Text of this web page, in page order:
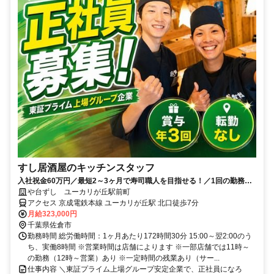
すし居酒屋のキッチンスタッフ
入社祝金60万円／最短2～3ヶ月で寿司職人を目指せる！／1回の勤務で1
食無料のまかないあり
や台ずし ユーカリが丘駅前町
アクセス 京成電鉄本線 ユーカリが丘駅 北口徒歩7分
月給323,000円
千葉県佐倉市
勤務時間 総労働時間：1ヶ月あたり172時間30分 15:00～翌2:00のう
ち、実働8時間 ※営業時間は店舗によります ※一部店舗では11時～
の勤務（12時～営業）あり ※一定時間の残業あり（サー...
仕事内容 ＼東証プライム上場グループ安定企業で、正社員になろ